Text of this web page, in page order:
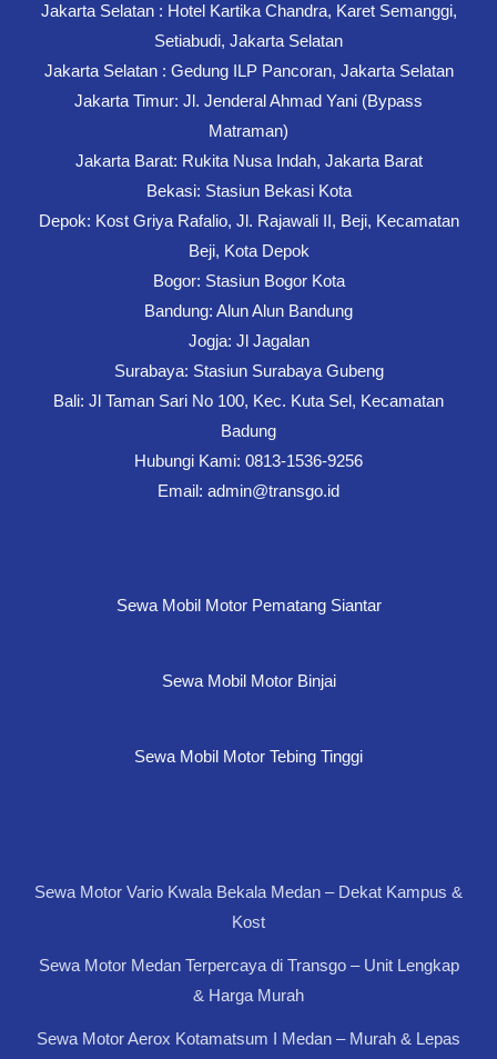
Jakarta Selatan : Hotel Kartika Chandra, Karet Semanggi,
Setiabudi, Jakarta Selatan
Jakarta Selatan : Gedung ILP Pancoran, Jakarta Selatan
Jakarta Timur: Jl. Jenderal Ahmad Yani (Bypass
Matraman)
Jakarta Barat: Rukita Nusa Indah, Jakarta Barat
Bekasi: Stasiun Bekasi Kota
Depok: Kost Griya Rafalio, Jl. Rajawali II, Beji, Kecamatan
Beji, Kota Depok
Bogor: Stasiun Bogor Kota
Bandung: Alun Alun Bandung
Jogja: Jl Jagalan
Surabaya: Stasiun Surabaya Gubeng
Bali: Jl Taman Sari No 100, Kec. Kuta Sel, Kecamatan
Badung
Hubungi Kami: 0813-1536-9256
Email: admin@transgo.id
Sewa Mobil Motor Pematang Siantar
Sewa Mobil Motor Binjai
Sewa Mobil Motor Tebing Tinggi
Sewa Motor Vario Kwala Bekala Medan – Dekat Kampus &
Kost
Sewa Motor Medan Terpercaya di Transgo – Unit Lengkap
& Harga Murah
Sewa Motor Aerox Kotamatsum I Medan – Murah & Lepas